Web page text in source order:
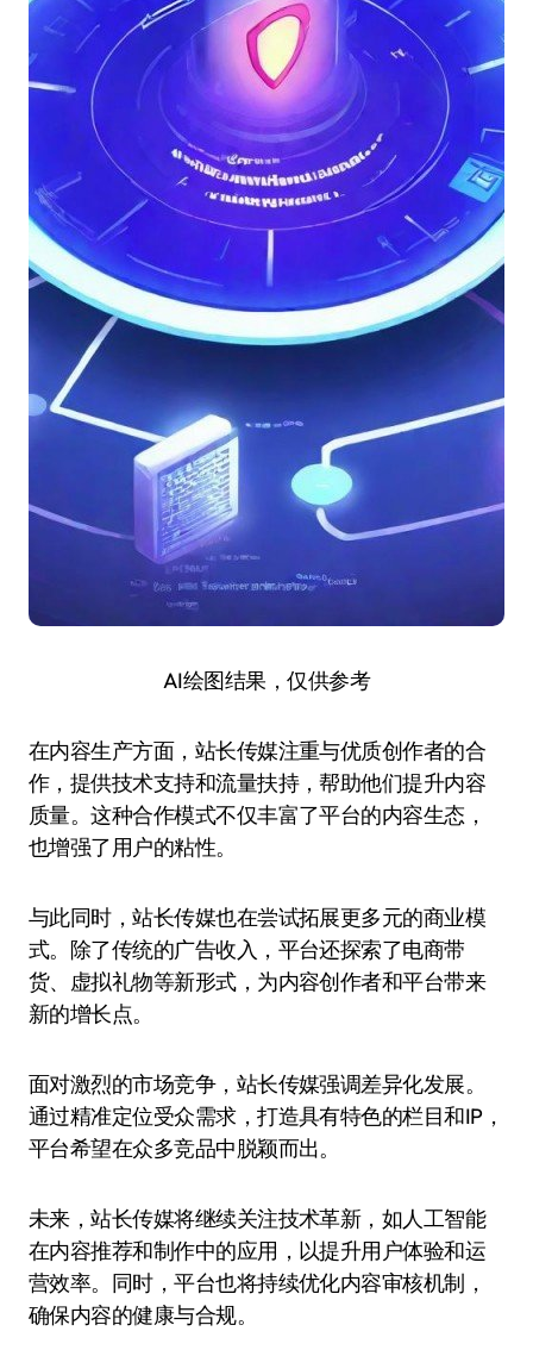
AI绘图结果，仅供参考
在内容生产方面，站长传媒注重与优质创作者的合
作，提供技术支持和流量扶持，帮助他们提升内容
质量。这种合作模式不仅丰富了平台的内容生态，
也增强了用户的粘性。
与此同时，站长传媒也在尝试拓展更多元的商业模
式。除了传统的广告收入，平台还探索了电商带
货、虚拟礼物等新形式，为内容创作者和平台带来
新的增长点。
面对激烈的市场竞争，站长传媒强调差异化发展。
通过精准定位受众需求，打造具有特色的栏目和IP，
平台希望在众多竞品中脱颖而出。
未来，站长传媒将继续关注技术革新，如人工智能
在内容推荐和制作中的应用，以提升用户体验和运
营效率。同时，平台也将持续优化内容审核机制，
确保内容的健康与合规。